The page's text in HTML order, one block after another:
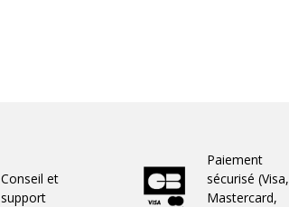
Conseil et
support
Paiement
sécurisé (Visa,
Mastercard,